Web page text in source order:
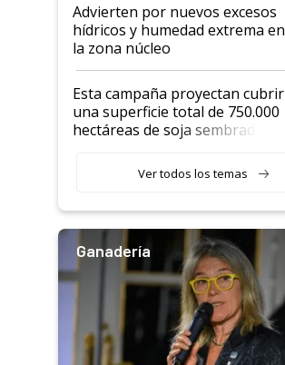
Advierten por nuevos excesos
hídricos y humedad extrema en
la zona núcleo
Esta campaña proyectan cubrir
una superficie total de 750.000
hectáreas de soja sembradas
variedades que marcan un
salto tecnológico en genética y
Ver todos los temas
Ganadería